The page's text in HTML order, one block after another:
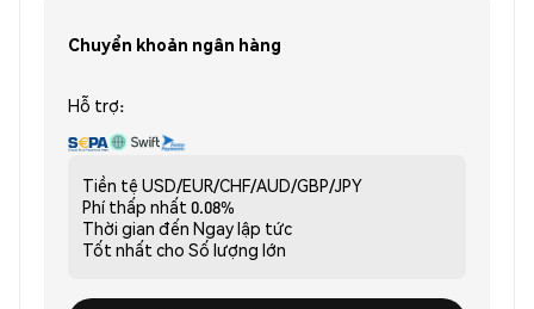
Chuyển khoản ngân hàng
Hỗ trợ:
Tiền tệ USD/EUR/CHF/AUD/GBP/JPY
Phí thấp nhất 0.08%
Thời gian đến Ngay lập tức
Tốt nhất cho Số lượng lớn